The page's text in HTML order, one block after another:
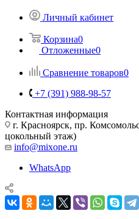
Личный кабинет
Корзина0
Отложенные0
Сравнение товаров0
+7 (391) 988-98-57
Контактная информация
г. Красноярск, пр.
цокольный этаж)
info@mixone.ru
WhatsApp